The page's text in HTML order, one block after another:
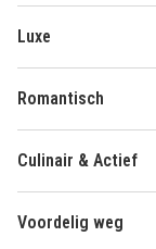
Luxe
Romantisch
Culinair & Actief
Voordelig weg